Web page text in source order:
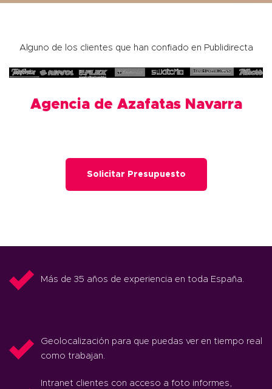
Alguno de los clientes que han confiado en Publidirecta
Agencia de Azafatas Navarra
Solicitar Presupuesto
Más de 35 años de experiencia en toda España.
Geolocalización para que puedas ver en tiempo real
como trabajan.
Intranet clientes con acceso a foto informes,